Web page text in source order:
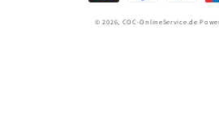
© 2026, COC-OnlineService.de